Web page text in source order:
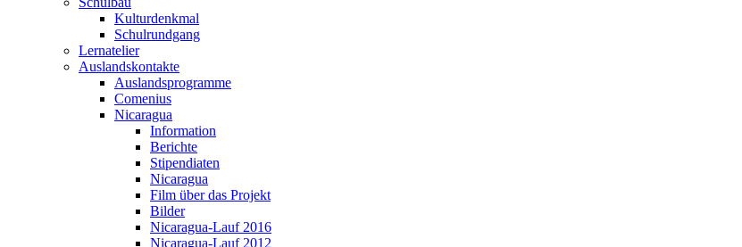
Kulturdenkmal
Schulrundgang
Lernatelier
Auslandskontakte
Auslandsprogramme
Comenius
Nicaragua
Information
Berichte
Stipendiaten
Nicaragua
Film über das Projekt
Bilder
Nicaragua-Lauf 2016
Nicaragua-Lauf 2012